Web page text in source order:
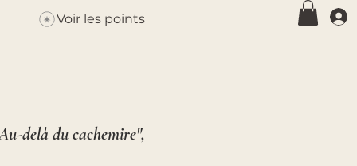
Voir les points
delà du cachemire",